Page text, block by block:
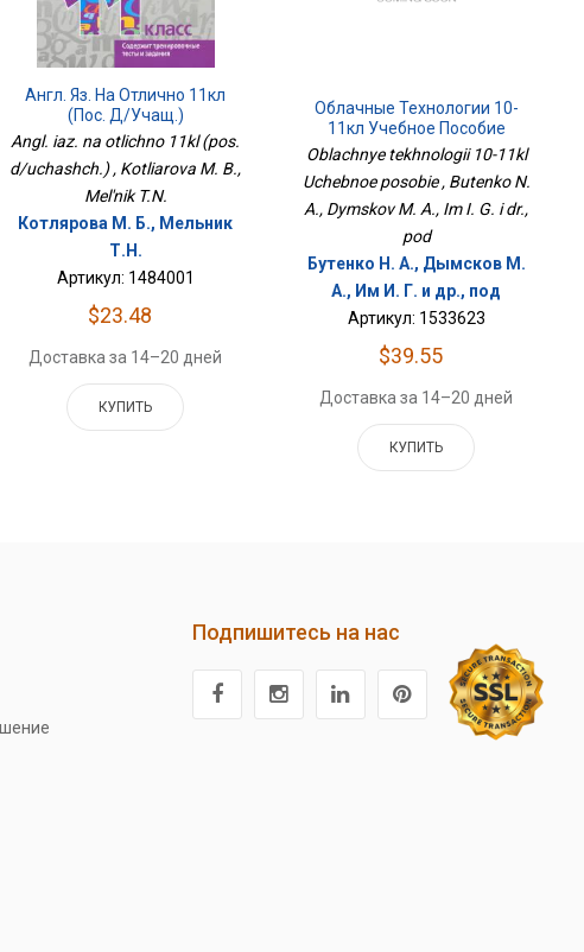
Англ. Яз. На Отлично 11кл
(пос. Д/учащ.)
Angl. iaz. na otlichno 11kl (pos.
d/uchashch.) , Kotliarova M. B.,
Mel'nik T.N.
Котлярова М. Б., Мельник
Т.Н.
Артикул: 1484001
$23.48
Доставка за 14–20 дней
КУПИТЬ
Облачные Технологии 10-
11кл Учебное Пособие
Oblachnye tekhnologii 10-11kl
Uchebnoe posobie , Butenko N.
A., Dymskov M. A., Im I. G. i dr.,
pod
Бутенко Н. А., Дымсков М.
А., Им И. Г. и др., под
Артикул: 1533623
$39.55
Доставка за 14–20 дней
КУПИТЬ
Подпишитесь на нас